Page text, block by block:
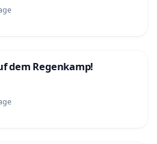
dem Regenkamp!